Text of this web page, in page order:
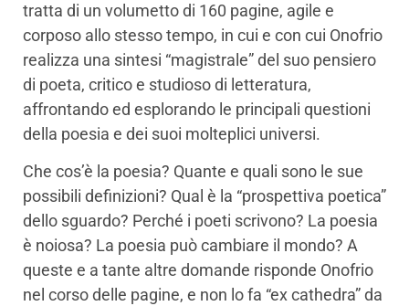
tratta di un volumetto di 160 pagine, agile e
corposo allo stesso tempo, in cui e con cui Onofrio
realizza una sintesi “magistrale” del suo pensiero
di poeta, critico e studioso di letteratura,
affrontando ed esplorando le principali questioni
della poesia e dei suoi molteplici universi.
Che cos’è la poesia? Quante e quali sono le sue
possibili definizioni? Qual è la “prospettiva poetica”
dello sguardo? Perché i poeti scrivono? La poesia
è noiosa? La poesia può cambiare il mondo? A
queste e a tante altre domande risponde Onofrio
nel corso delle pagine, e non lo fa “ex cathedra” da